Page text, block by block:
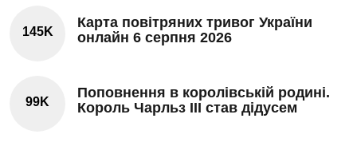
145K
Карта повітряних тривог України
онлайн 6 серпня 2026
99K
Поповнення в королівській родині.
Король Чарльз III став дідусем